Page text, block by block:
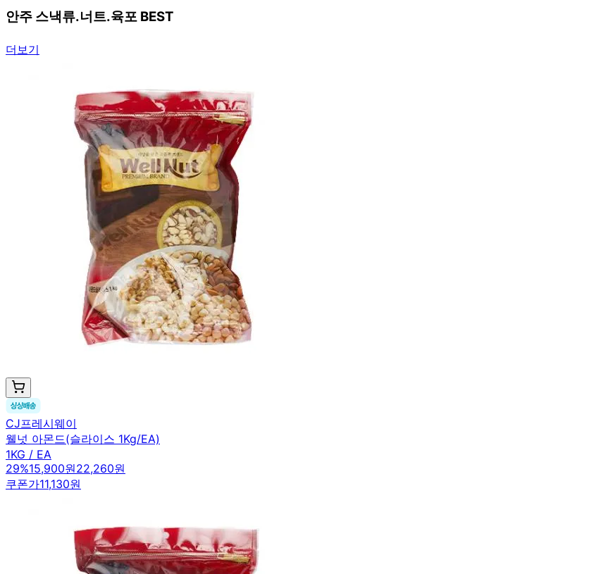
안주 스낵류.너트.육포 BEST
더보기
CJ프레시웨이
웰넛 아몬드(슬라이스 1Kg/EA)
1KG / EA
29%15,900원22,260원
쿠폰가11,130원